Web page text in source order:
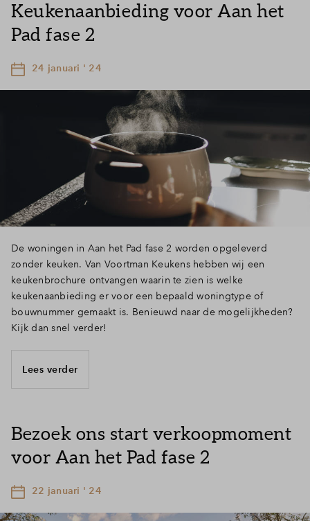
Keukenaanbieding voor Aan het
Pad fase 2
24 januari ' 24
De woningen in Aan het Pad fase 2 worden opgeleverd
zonder keuken. Van Voortman Keukens hebben wij een
keukenbrochure ontvangen waarin te zien is welke
keukenaanbieding er voor een bepaald woningtype of
bouwnummer gemaakt is. Benieuwd naar de mogelijkheden?
Kijk dan snel verder!
Lees verder
Bezoek ons start verkoopmoment
voor Aan het Pad fase 2
22 januari ' 24